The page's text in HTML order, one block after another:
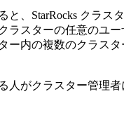
、StarRocks クラ
スターの任意のユ
内の複数のクラス
人がクラスター管理